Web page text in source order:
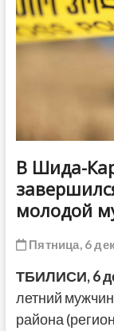
В Шида-
молодой
Пятница, 6
ТБИЛИСИ, 6
летний
района